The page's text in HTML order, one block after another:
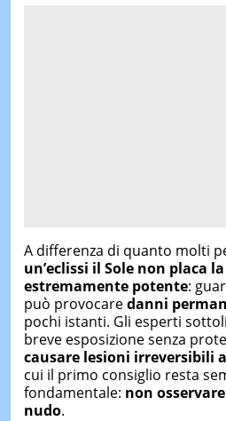
A differenza di quanto molti
un’eclissi il Sole non placa
estremamente potente:
può provocaredanni
pochi istanti. Gli esperti
breve esposizione senza
causare lesioni irreversibili
cui il primo consiglio resta
fondamentale: non
nudo.